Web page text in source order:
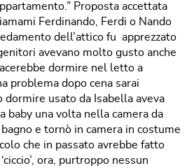
Proposta accettata
Ferdinando, Ferdi o Nando
dell’attico fu apprezzato
avevano molto gusto anche
dormire nel letto a
problema dopo cena sarai
dormire usato da Isabella aveva
baby una volta nella camera da
e tornò in camera in costume
che in passato avrebbe fatto
ora, purtroppo nessun